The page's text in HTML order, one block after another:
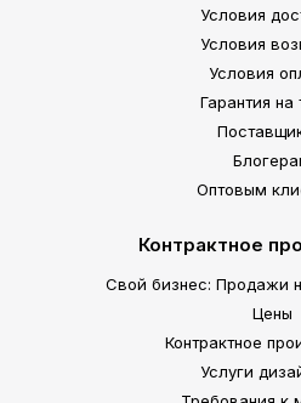
Условия
Условия
Условия
Гарантия на
Оптовым
Контрактное
Свой бизнес: Продажи
Цены
Контрактное
Услуги